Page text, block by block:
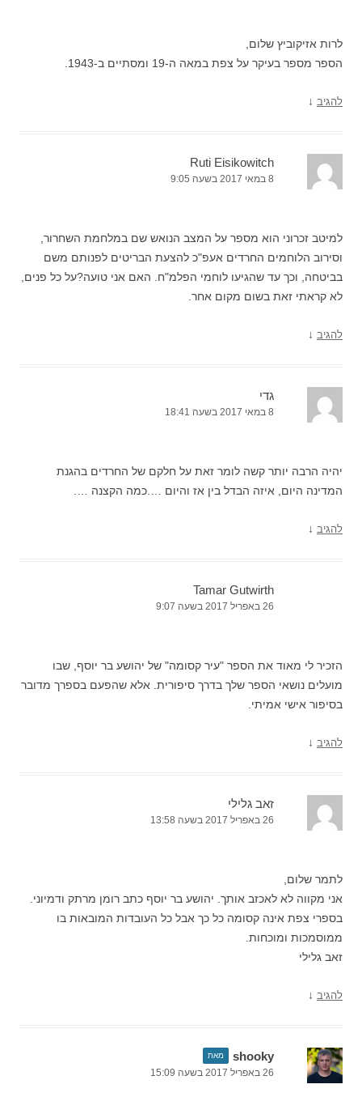
לרות אזיקוביץ שלום,
הספר מספר בעיקר על צפת במאה ה-19 ומסתיים ב-1943.
להגיב ↓
Ruti Eisikowitch
8 במאי 2017 בשעה 9:05
למיטב זכרוני הוא מספר על המצב הנואש שם במלחמת השחרור,
וסירוב הלוחמים החרדים אעפ"כ להצעת הבריטים לפנותם משם
בביטחה, וכך עד שהגיעו לוחמי הפלמ"ח. האם אני טועה?על כל פנים,
לא קראתי זאת בשום מקום אחר.
להגיב ↓
גדי
8 במאי 2017 בשעה 18:41
יהיה הרבה יותר קשה לומר זאת על חלקם של החרדים בהגנת
המדינה היום, איזה הבדל בין אז והיום ….כמה הקצנה ….
להגיב ↓
Tamar Gutwirth
26 באפריל 2017 בשעה 9:07
הזכיר לי מאוד את הספר "עיר קסומה" של יהושע בר יוסף, שבו
מועלים נושאי הספר שלך בדרך סיפורית. אלא שהפעם בספרך מדובר
בסיפור אישי אמיתי.
להגיב ↓
זאב גלילי
26 באפריל 2017 בשעה 13:58
לתמר שלום,
אני מקווה לא לאכזב אותך. יהושע בר יוסף כתב רומן מרתק ודמיוני.
בספרי צפת אינה קסומה כל כך אבל כל העובדות המובאות בו
ממוסמכות ומוכחות.
זאב גלילי
להגיב ↓
shooky מאת
26 באפריל 2017 בשעה 15:09